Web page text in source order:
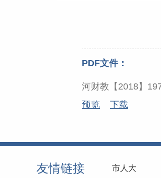
PDF文件：
河财教【2018】
预览
下载
友情链接 市人大